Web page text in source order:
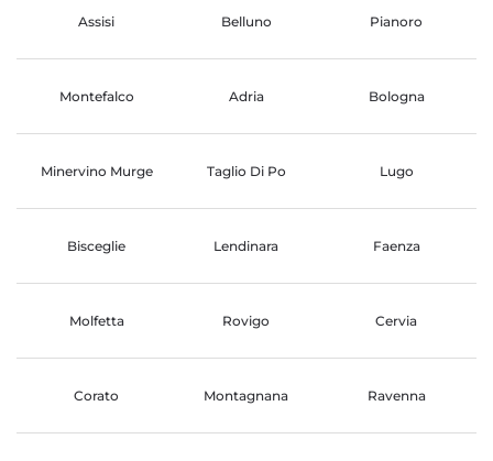
Assisi Belluno Pianoro
Montefalco Adria Bologna
Minervino Murge Taglio Di Po Lugo
Bisceglie Lendinara Faenza
Molfetta Rovigo Cervia
Corato Montagnana Ravenna